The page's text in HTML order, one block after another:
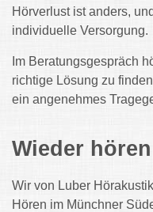
Hörverlust ist anders,
individuelle Versorgung.
Im Beratungsgespräch
richtige Lösung zu
ein angenehmes
Wieder
Wir von Luber
Hören im Münchner